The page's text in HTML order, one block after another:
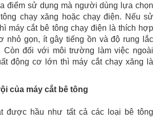
điểm sử dụng mà người dùng lựa chọn
chạy xăng hoặc chạy điện. Nếu sử
máy cắt bê tông chạy điện là thích hợp
nhỏ gọn, ít gây tiếng ồn và độ rung lắc
Còn đối với môi trường làm việc ngoài
động cơ lớn thì máy cắt chạy xăng là
của máy cắt bê tông
được hầu như tất cả các loại bê tông